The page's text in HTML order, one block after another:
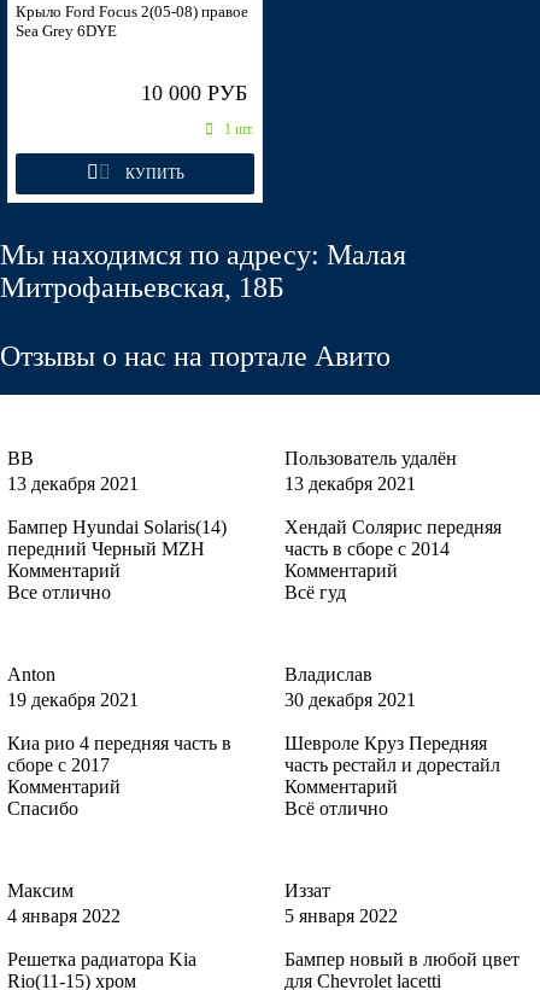
7121 - SCREAMING YELLOW (СОЛИД)
7SQE, 7SQEWWA - MARMALADE
ZA, ZAFA, ZAFAWWA - DIAMOND WHITE (СОЛИД)
ZA, ZAFA, ZAFAWWA - DIAMOND WHITE (СОЛИД)
ZA, ZAFA, ZAFAWWA - DIAMOND WHITE (СОЛИД)
4CWA, 4CWAWWA - DEEP NAVY BLUE (СОЛИД)
4CWA, 4CWAWWA - DEEP NAVY BLUE (СОЛИД)
4CWA, 4CWAWWA - DEEP NAVY BLUE (СОЛИД)
4CWA, 4CWAWWA - DEEP NAVY BLUE (СОЛИД)
Крыло Ford Focus 2(05-08) правое
Sea Grey 6DYE
10 000 РУБ
1 шт.
КУПИТЬ
Мы находимся по адресу: Малая
Митрофаньевская, 18Б
Отзывы о нас на портале Авито
ВВ
13 декабря 2021
Бампер Hyundai Solaris(14)
передний Черный MZH
Комментарий
Все отлично
Пользователь удалён
13 декабря 2021
Хендай Солярис передняя
часть в сборе с 2014
Комментарий
Всё гуд
Anton
19 декабря 2021
Киа рио 4 передняя часть в
сборе с 2017
Комментарий
Спасибо
Владислав
30 декабря 2021
Шевроле Круз Передняя
часть рестайл и дорестайл
Комментарий
Всё отлично
Максим
4 января 2022
Решетка радиатора Kia
Rio(11-15) хром
Иззат
5 января 2022
Бампер новый в любой цвет
для Chevrolet lacetti